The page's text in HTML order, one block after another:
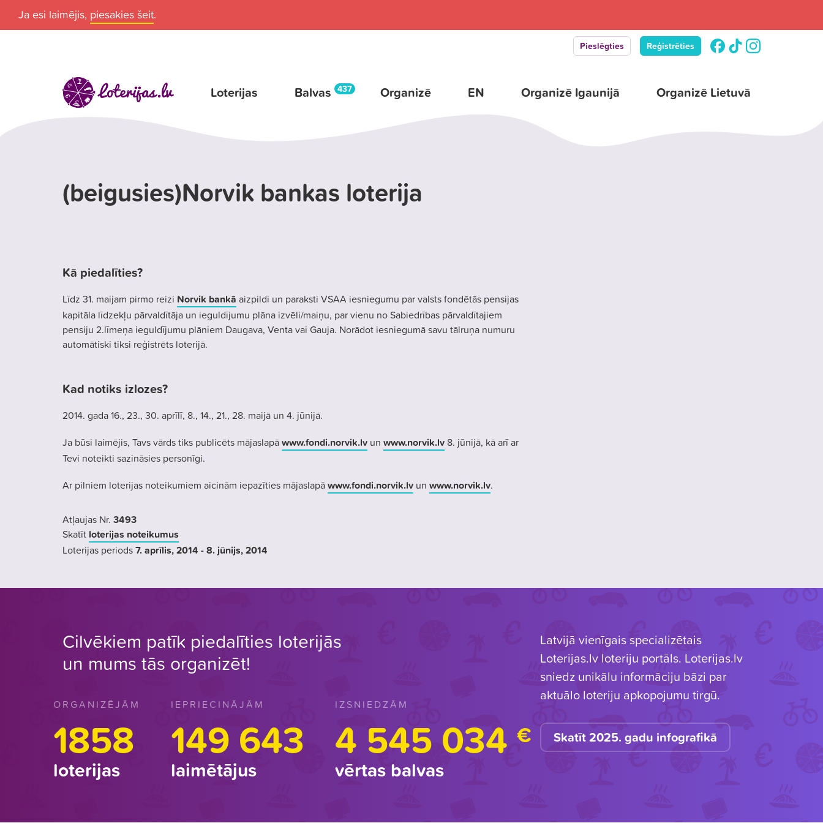
Ja esi laimējis, piesakies šeit.
Pieslēgties Reģistrēties
Loterijas Balvas 437 Organizē EN Organizē Igaunijā Organizē Lietuvā
(beigusies)Norvik bankas loterija
Kā piedalīties?
Līdz 31. maijam pirmo reizi Norvik bankā aizpildi un paraksti VSAA iesniegumu par valsts fondētās pensijas
kapitāla līdzekļu pārvaldītāja un ieguldījumu plāna izvēli/maiņu, par vienu no Sabiedrības pārvaldītajiem
pensiju 2.līmeņa ieguldījumu plāniem Daugava, Venta vai Gauja. Norādot iesniegumā savu tālruņa numuru
automātiski tiksi reģistrēts loterijā.
Kad notiks izlozes?
2014. gada 16., 23., 30. aprīlī, 8., 14., 21., 28. maijā un 4. jūnijā.
Ja būsi laimējis, Tavs vārds tiks publicēts mājaslapāwww.fondi.norvik.lv un www.norvik.lv 8. jūnijā, kā arī ar
Tevi noteikti sazināsies personīgi.
Ar pilniem loterijas noteikumiem aicinām iepazīties mājaslapāwww.fondi.norvik.lv un www.norvik.lv.
Atļaujas Nr. 3493
Skatīt loterijas noteikumus
Loterijas periods7. aprīlis, 2014 - 8. jūnijs, 2014
Cilvēkiem patīk piedalīties loterijās
un mums tās organizēt!
ORGANIZĒJĀM
1858
loterijas
IEPRIECINĀJĀM
149 643
laimētājus
IZSNIEDZĀM
4 545 034 €
vērtas balvas
Latvijā vienīgais specializētais
Loterijas.lv loteriju portāls. Loterijas.lv
sniedz unikālu informāciju bāzi par
aktuālo loteriju apkopojumu tirgū.
Skatīt 2025. gadu infografikā